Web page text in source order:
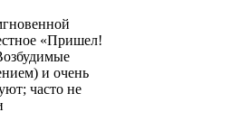
«Пришел!
и очень
часто не